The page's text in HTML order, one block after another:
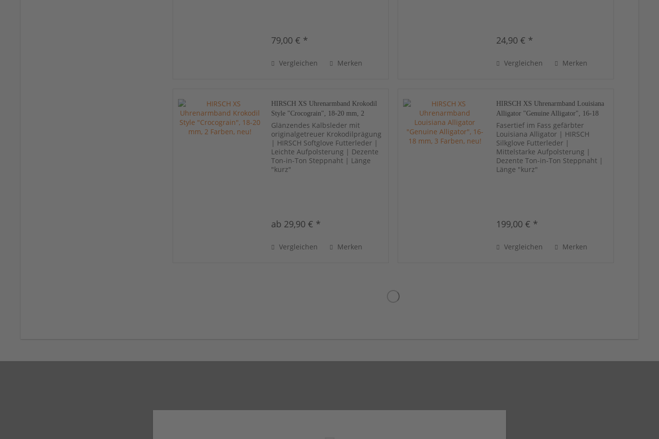
79,00 € *
Vergleichen Merken
24,90 € *
Vergleichen Merken
HIRSCH XS Uhrenarmband Krokodil
Style "Crocograin", 18-20 mm, 2
Farben, neu!
Glänzendes Kalbsleder mit
originalgetreuer Krokodilprägung
| HIRSCH Softglove Futterleder |
Leichte Aufpolsterung | Dezente
Ton-in-Ton Steppnaht | Länge
"kurz"
ab 29,90 € *
Vergleichen Merken
HIRSCH XS Uhrenarmband Louisiana
Alligator "Genuine Alligator", 16-18
mm, 3 Farben, neu!
Fasertief im Fass gefärbter
Louisiana Alligator | HIRSCH
Silkglove Futterleder |
Mittelstarke Aufpolsterung |
Dezente Ton-in-Ton Steppnaht |
Länge "kurz"
199,00 € *
Vergleichen Merken